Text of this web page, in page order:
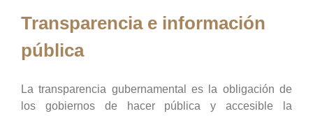
Transparencia e información
pública
La transparencia gubernamental es la obligación de
los gobiernos de hacer pública y accesible la